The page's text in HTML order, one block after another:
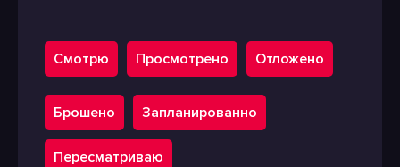
Смотрю Просмотрено Отложено
Брошено Запланированно
Пересматриваю